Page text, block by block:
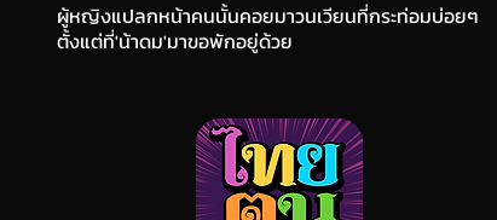
ผู้หญิงแปลกหน้าคนนั้นคอยมาวนเวียนที่กระท่อมบ่อยๆ
ตั้งแต่ที่'น้าดม'มาขอพักอยู่ด้วย